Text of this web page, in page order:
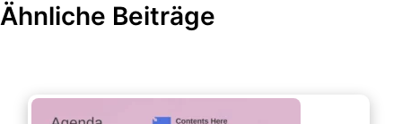
Ähnliche Beiträge